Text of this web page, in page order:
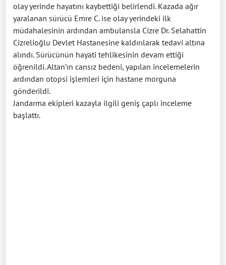
olay yerinde hayatını kaybettiği belirlendi. Kazada ağır
yaralanan sürücü Emre C. ise olay yerindeki ilk
müdahalesinin ardından ambulansla Cizre Dr. Selahattin
Cizrelioğlu Devlet Hastanesine kaldırılarak tedavi altına
alındı. Sürücünün hayati tehlikesinin devam ettiği
öğrenildi. Altan’ın cansız bedeni, yapılan incelemelerin
ardından otopsi işlemleri için hastane morguna
gönderildi.
Jandarma ekipleri kazayla ilgili geniş çaplı inceleme
başlattı.